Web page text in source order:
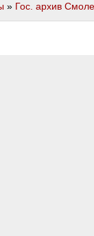
» Гос. архив